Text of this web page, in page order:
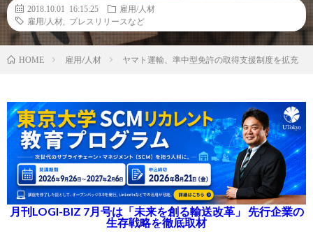
2018.10.01 16:15:25
雇用/人材
雇用/人材
プレスリリースなど
HOME 雇用/人材 ヤマト運輸、準中型免許の取得支援制度を拡充
月刊LOGI-BIZ 7月号は「未来を創る輸送改革」 先行企業の
生存戦略を徹底取材